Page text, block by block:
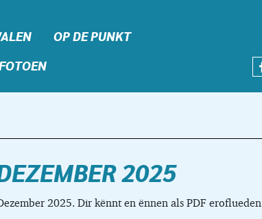
OP DE PUNKT
2025
2025. Dir kënnt en ënnen als PDF eroflueden